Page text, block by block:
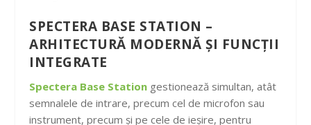
SPECTERA BASE STATION –
ARHITECTURĂ MODERNĂ ȘI FUNCȚII
INTEGRATE
Spectera Base Station gestionează simultan, atât
semnalele de intrare, precum cel de microfon sau
instrument, precum și pe cele de ieșire, pentru